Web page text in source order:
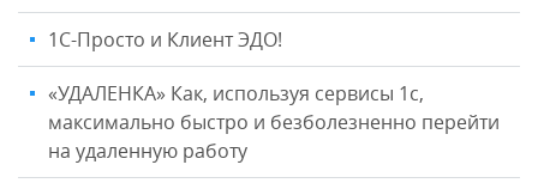
1С-Просто и Клиент ЭДО!
«УДАЛЕНКА» Как, используя сервисы 1с,
максимально быстро и безболезненно перейти
на удаленную работу